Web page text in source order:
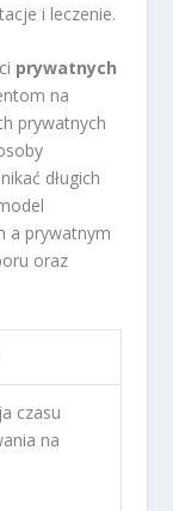
i leczenie.
prywatnych
na
prywatnych
długich
a prywatnym
oraz
czasu
na